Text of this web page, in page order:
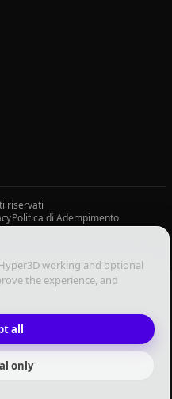
working and optional
the experience, and
all
only
riservati
Politica di Adempimento